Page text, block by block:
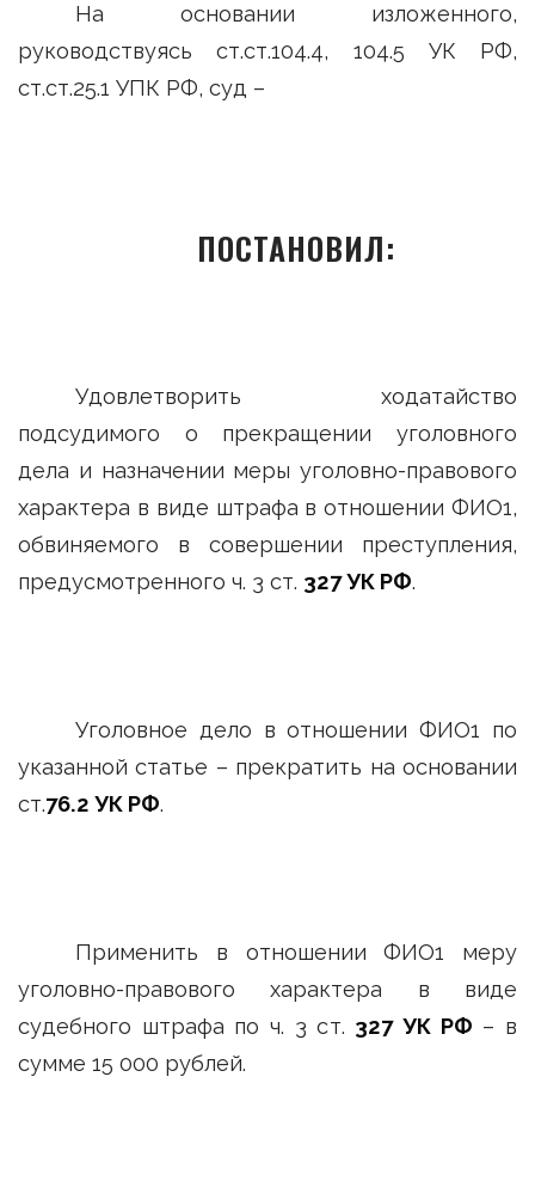
На основании изложенного,
руководствуясь ст.ст.104.4, 104.5 УК РФ,
ст.ст.25.1 УПК РФ, суд –
ПОСТАНОВИЛ:
Удовлетворить ходатайство
подсудимого о прекращении уголовного
дела и назначении меры уголовно-правового
характера в виде штрафа в отношении ФИО1,
обвиняемого в совершении преступления,
предусмотренного ч. 3 ст. 327 УК РФ.
Уголовное дело в отношении ФИО1 по
указанной статье – прекратить на основании
ст.76.2 УК РФ.
Применить в отношении ФИО1 меру
уголовно-правового характера в виде
судебного штрафа по ч. 3 ст. 327 УК РФ – в
сумме 15 000 рублей.